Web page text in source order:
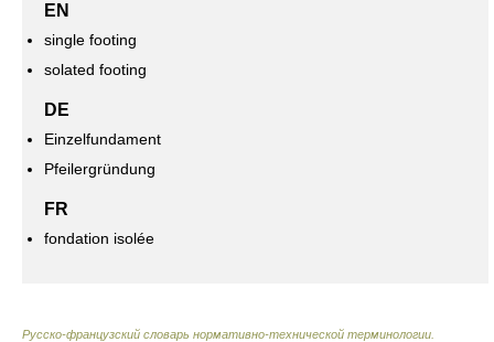
EN
single footing
solated footing
DE
Einzelfundament
Pfeilergründung
FR
fondation isolée
Русско-французский словарь нормативно-технической терминологии